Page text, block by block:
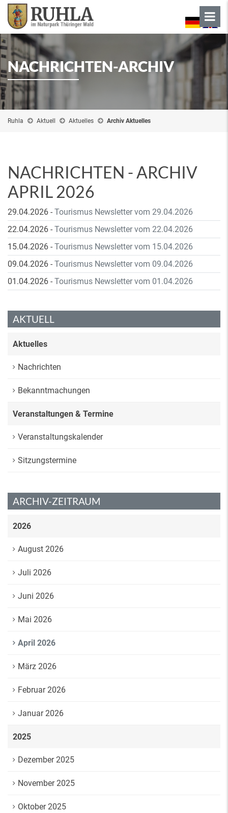
NACHRICHTEN-ARCHIV
Ruhla Aktuell Aktuelles Archiv Aktuelles
NACHRICHTEN - ARCHIV
APRIL 2026
29.04.2026 - Tourismus Newsletter vom 29.04.2026
22.04.2026 - Tourismus Newsletter vom 22.04.2026
15.04.2026 - Tourismus Newsletter vom 15.04.2026
09.04.2026 - Tourismus Newsletter vom 09.04.2026
01.04.2026 - Tourismus Newsletter vom 01.04.2026
AKTUELL
Aktuelles
Nachrichten
Bekanntmachungen
Veranstaltungen & Termine
Veranstaltungskalender
Sitzungstermine
ARCHIV-ZEITRAUM
2026
August 2026
Juli 2026
Juni 2026
Mai 2026
April 2026
März 2026
Februar 2026
Januar 2026
2025
Dezember 2025
November 2025
Oktober 2025